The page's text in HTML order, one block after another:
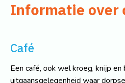
Informatie over
Café
Een café, ook wel kroeg, knijp en
uitgaansgelegenheid waar